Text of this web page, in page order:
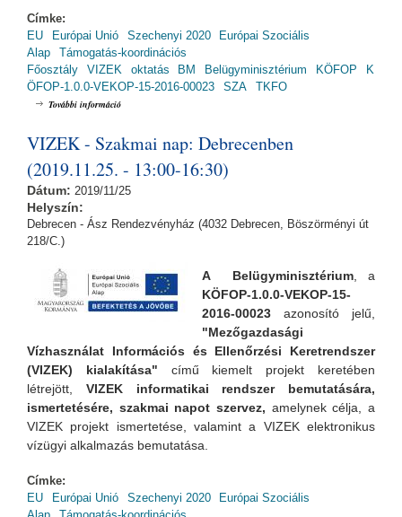
Címke:
EU
Európai Unió Szechenyi 2020
Európai Szociális
Alap
Támogatás-koordinációs
Főosztály
VIZEK oktatás BM Belügyminisztérium KÖFOP
K
ÖFOP-1.0.0-VEKOP-15-2016-00023
SZA TKFO
További információ
VIZEK - Szakmai nap: Debrecenben
(2019.11.25. - 13:00-16:30)
Dátum: 2019/11/25
Helyszín:
Debrecen - Ász Rendezvényház (4032 Debrecen, Böszörményi út
218/C.)
A Belügyminisztérium , a
KÖFOP-1.0.0-VEKOP-15-
2016-00023 azonosító jelű,
"Mezőgazdasági
Vízhasználat Információs és Ellenőrzési Keretrendszer
(VIZEK) kialakítása" című kiemelt projekt keretében
létrejött, VIZEK informatikai rendszer bemutatására,
ismertetésére, szakmai napot szervez, amelynek célja, a
VIZEK projekt ismertetése, valamint a VIZEK elektronikus
vízügyi alkalmazás bemutatása.
Címke:
EU
Európai Unió Szechenyi 2020
Európai Szociális